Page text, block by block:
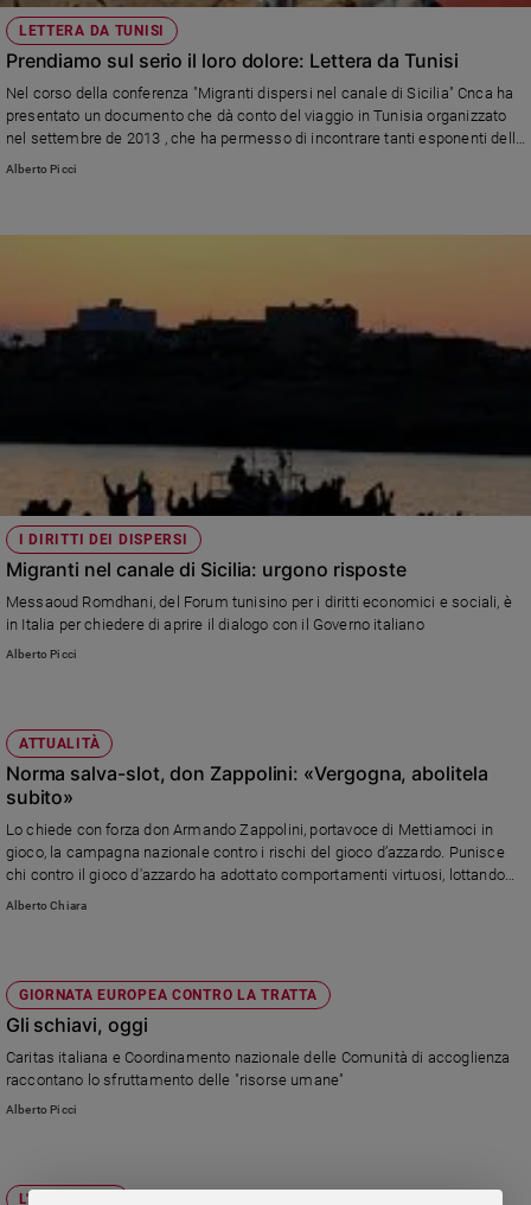
inclusione
Costume
Cultura
e
spettacoli
Sanremo
Libri
Famiglia
Genitori
e
figli
Nonni
Coppia
Adolescenza
Bioetica
Vai
Foto
Video
Privacy
LETTERA DA TUNISI
Prendiamo sul serio il loro dolore: Lettera da Tunisi
Nel corso della conferenza "Migranti dispersi nel canale di Sicilia" Cnca ha
presentato un documento che dà conto del viaggio in Tunisia organizzato
nel settembre de 2013 , che ha permesso di incontrare tanti esponenti della
società civile tunisina e di fare il punto con loro sia sulla situazione della
Alberto Picci
I DIRITTI DEI DISPERSI
Migranti nel canale di Sicilia: urgono risposte
Messaoud Romdhani, del Forum tunisino per i diritti economici e sociali, è
in Italia per chiedere di aprire il dialogo con il Governo italiano
Alberto Picci
ATTUALITÀ
Norma salva-slot, don Zappolini: «Vergogna, abolitela
subito»
Lo chiede con forza don Armando Zappolini, portavoce di Mettiamoci in
gioco, la campagna nazionale contro i rischi del gioco d’azzardo. Punisce
chi contro il gioco d'azzardo ha adottato comportamenti virtuosi, lottando
contro quelle che spesso si rivelano essere nuove forme di dipendenza.
Alberto Chiara
GIORNATA EUROPEA CONTRO LA TRATTA
Gli schiavi, oggi
Caritas italiana e Coordinamento nazionale delle Comunità di accoglienza
raccontano lo sfruttamento delle "risorse umane"
Alberto Picci
L'INTERVISTA